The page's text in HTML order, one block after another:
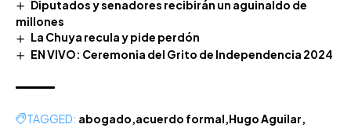
Diputados y senadores recibirán un aguinaldo de
millones
La Chuya recula y pide perdón
EN VIVO: Ceremonia del Grito de Independencia 2024
TAGGED: abogado acuerdo formal Hugo Aguilar